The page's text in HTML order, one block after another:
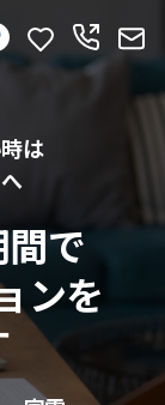
は
で
ンを